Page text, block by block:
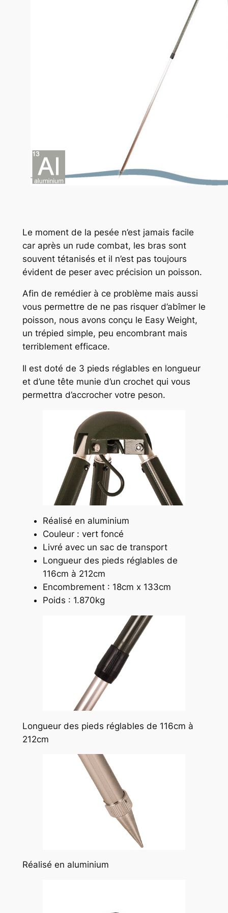
Le moment de la pesée n’est jamais facile
car après un rude combat, les bras sont
souvent tétanisés et il n’est pas toujours
évident de peser avec précision un poisson.
Afin de remédier à ce problème mais aussi
vous permettre de ne pas risquer d’abîmer le
poisson, nous avons conçu le Easy Weight,
un trépied simple, peu encombrant mais
terriblement efficace.
Il est doté de 3 pieds réglables en longueur
et d’une tête munie d’un crochet qui vous
permettra d’accrocher votre peson.
Réalisé en aluminium
Couleur : vert foncé
Livré avec un sac de transport
Longueur des pieds réglables de
116cm à 212cm
Encombrement : 18cm x 133cm
Poids : 1.870kg
Longueur des pieds réglables de 116cm à
212cm
Réalisé en aluminium